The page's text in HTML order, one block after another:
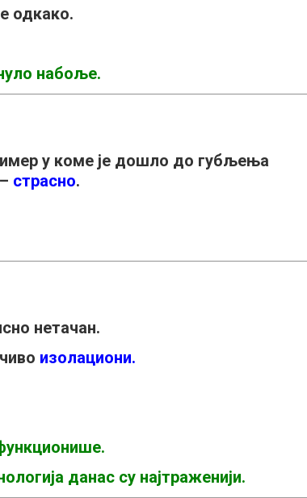
одкако.
набоље.
у коме је дошло до губљења
страсно.
нетачан.
изолациони.
данас су најтраженији.